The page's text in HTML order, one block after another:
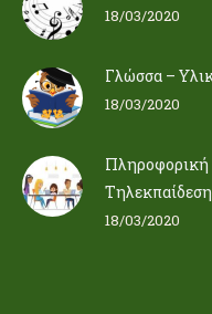
18/03/2020
Γλώσσα –
18/03/2020
Πληροφορική
18/03/2020